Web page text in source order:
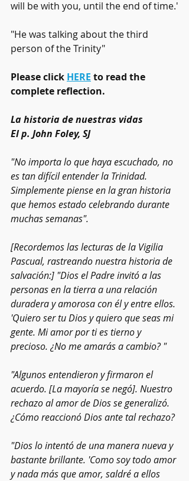
will be with you, until the end of time.'
"He was talking about the third
person of the Trinity"
Please click HERE to read the
complete reflection.
La historia de nuestras vidas
El p. John Foley, SJ
"No importa lo que haya escuchado, no
es tan difícil entender la Trinidad.
Simplemente piense en la gran historia
que hemos estado celebrando durante
muchas semanas".
[Recordemos las lecturas de la Vigilia
Pascual, rastreando nuestra historia de
salvación:] "Dios el Padre invitó a las
personas en la tierra a una relación
duradera y amorosa con él y entre ellos.
'Quiero ser tu Dios y quiero que seas mi
gente. Mi amor por ti es tierno y
precioso. ¿No me amarás a cambio? "
"Algunos entendieron y firmaron el
acuerdo. [La mayoría se negó]. Nuestro
rechazo al amor de Dios se generalizó.
¿Cómo reaccionó Dios ante tal rechazo?
"Dios lo intentó de una manera nueva y
bastante brillante. 'Como soy todo amor
y nada más que amor, saldré a ellos